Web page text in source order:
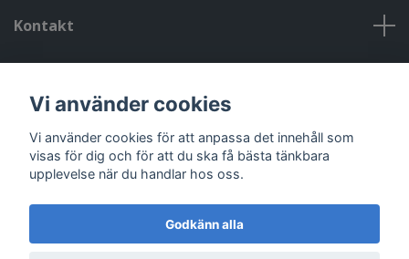
Kontakt
Sociala medier
© 2026 RiggadPowered by Quickbutik
Vi använder cookies
Vi använder cookies för att anpassa det innehåll som
visas för dig och för att du ska få bästa tänkbara
upplevelse när du handlar hos oss.
Godkänn alla